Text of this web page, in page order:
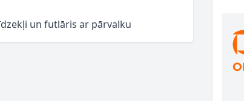
un futlāris ar pārvalku